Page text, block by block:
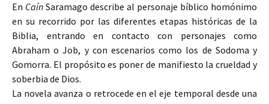
En Caín Saramago describe al personaje bíblico homónimo
en su recorrido por las diferentes etapas históricas de la
Biblia, entrando en contacto con personajes como
Abraham o Job, y con escenarios como los de Sodoma y
Gomorra. El propósito es poner de manifiesto la crueldad y
soberbia de Dios.
La novela avanza o retrocede en el eje temporal desde una